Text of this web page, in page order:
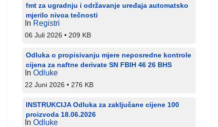
fmt za ugradnju i održavanje uređaja automatsko
mjerilo nivoa tečnosti
In Registri
06 Juli 2026 209 KB
Odluka o propisivanju mjere neposredne kontrole
cijena za naftne derivate SN FBIH 46 26 BHS
In Odluke
22 Juni 2026 276 KB
INSTRUKCIJA Odluka za zaključane cijene 100
proizvoda 18.06.2026
In Odluke